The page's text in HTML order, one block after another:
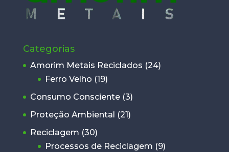
Categorias
Amorim Metais Reciclados (24)
Ferro Velho (19)
Consumo Consciente(3)
Proteção Ambiental (21)
Reciclagem (30)
Processos de Reciclagem (9)